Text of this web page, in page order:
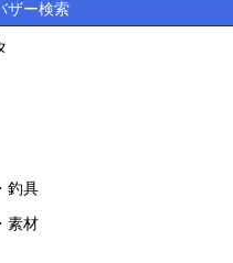
ザー検索
釣具
素材